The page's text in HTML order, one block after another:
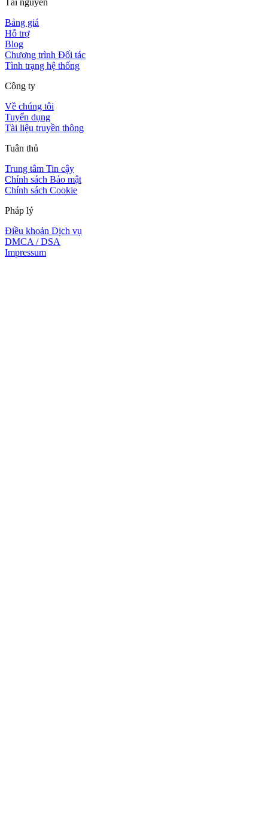
Bảng giá
Hỗ trợ
Blog
Chương trình Đối tác
Tình trạng hệ thống
Công ty
Về chúng tôi
Tuyển dụng
Tài liệu truyền thông
Tuân thủ
Trung tâm Tin cậy
Chính sách Bảo mật
Chính sách Cookie
Pháp lý
Điều khoản Dịch vụ
DMCA / DSA
Impressum